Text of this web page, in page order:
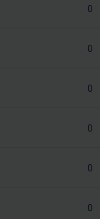
0
0
0
0
0
0